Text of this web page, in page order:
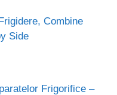
Combine
Side
Frigorifice –